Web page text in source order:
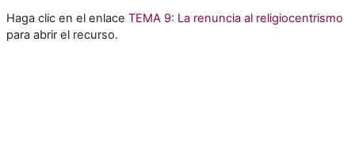
Haga clic en el enlace TEMA 9: La renuncia al religiocentrismo
para abrir el recurso.